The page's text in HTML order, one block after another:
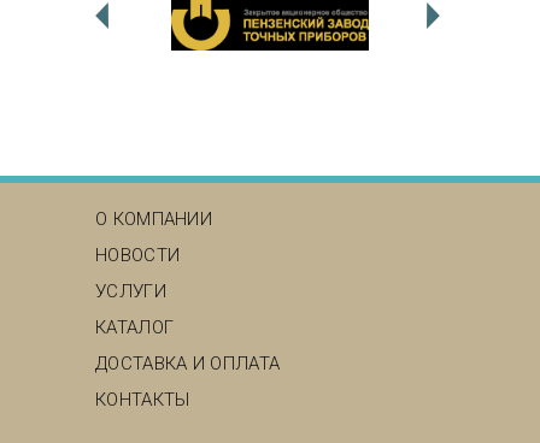
О КОМПАНИИ
НОВОСТИ
УСЛУГИ
КАТАЛОГ
ДОСТАВКА И ОПЛАТА
КОНТАКТЫ